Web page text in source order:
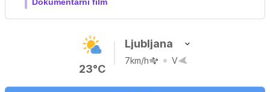
23°C
Ljubljana
7km/h V